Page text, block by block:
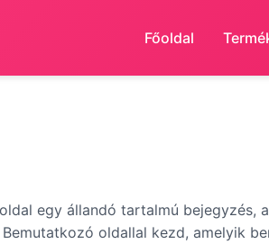
Főoldal
egy állandó tartalmú bejegyzés,
oldallal kezd, amelyik